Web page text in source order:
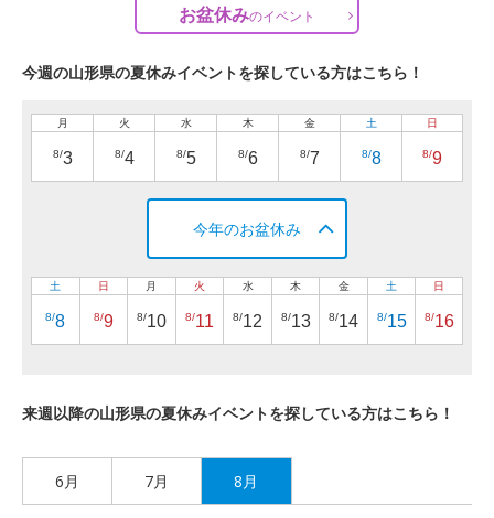
お盆休みのイベント
今週の山形県の夏休みイベントを探している方はこちら！
月
8/3
火
8/4
水
8/5
木
8/6
金
8/7
土
8/8
日
8/9
今年のお盆休み
土
8/8
日
8/9
月
8/10
火
8/11
水
8/12
木
8/13
金
8/14
土
8/15
日
8/16
来週以降の山形県の夏休みイベントを探している方はこちら！
6月 7月 8月